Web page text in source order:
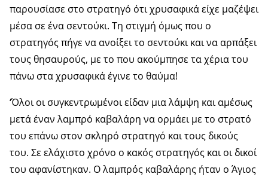
παρουσίασε στο στρατηγό ότι χρυσαφικά είχε μαζέψει
μέσα σε ένα σεντούκι. Τη στιγμή όμως που ο
στρατηγός πήγε να ανοίξει το σεντούκι και να αρπάξει
τους θησαυρούς, με το που ακούμπησε τα χέρια του
πάνω στα χρυσαφικά έγινε το θαύμα!
‘Όλοι οι συγκεντρωμένοι είδαν μια λάμψη και αμέσως
μετά έναν λαμπρό καβαλάρη να ορμάει με το στρατό
του επάνω στον σκληρό στρατηγό και τους δικούς
του. Σε ελάχιστο χρόνο ο κακός στρατηγός και οι δικοί
του αφανίστηκαν. Ο λαμπρός καβαλάρης ήταν ο Άγιος